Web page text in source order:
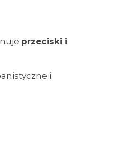
przeciski i
i